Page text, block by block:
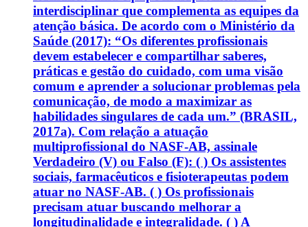
interdisciplinar que complementa as equipes da
atenção básica. De acordo com o Ministério da
Saúde (2017): “Os diferentes profissionais
devem estabelecer e compartilhar saberes,
práticas e gestão do cuidado, com uma visão
comum e aprender a solucionar problemas pela
comunicação, de modo a maximizar as
habilidades singulares de cada um.” (BRASIL,
2017a). Com relação a atuação
multiprofissional do NASF-AB, assinale
Verdadeiro (V) ou Falso (F): ( ) Os assistentes
sociais, farmacêuticos e fisioterapeutas podem
atuar no NASF-AB. ( ) Os profissionais
precisam atuar buscando melhorar a
longitudinalidade e integralidade. ( ) A